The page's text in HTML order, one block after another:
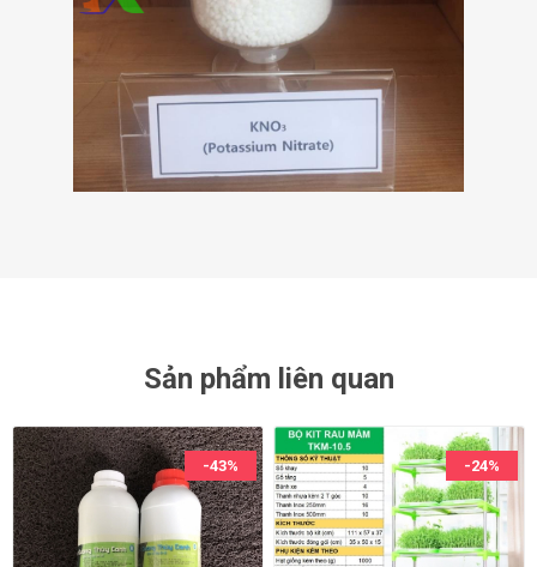
Sản phẩm liên quan
-43% -24%